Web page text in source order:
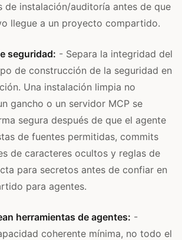
de instalación/auditoría antes de que
llegue a un proyecto compartido.
seguridad: - Separa la integridad del
de construcción de la seguridad en
Una instalación limpia no
gancho o un servidor MCP se
segura después de que el agente
de fuentes permitidas, commits
de caracteres ocultos y reglas de
para secretos antes de confiar en
para agentes.
herramientas de agentes: -
coherente mínima, no todo el